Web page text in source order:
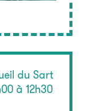
du Sart
à 12h30